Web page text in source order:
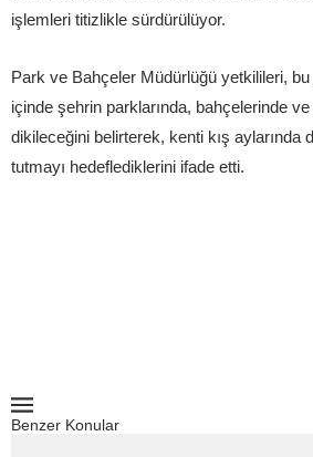
işlemleri titizlikle sürdürülüyor.
Park ve Bahçeler Müdürlüğü yetkilileri,
içinde şehrin parklarında, bahçelerinde
dikileceğini belirterek, kenti kış aylarında
tutmayı hedeflediklerini ifade etti.
Benzer Konular